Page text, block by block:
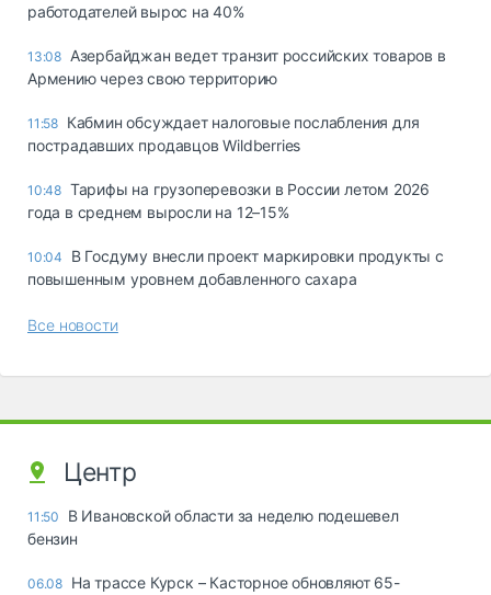
работодателей вырос на 40%
13:08 Азербайджан ведет транзит российских товаров в
Армению через свою территорию
11:58 Кабмин обсуждает налоговые послабления для
пострадавших продавцов Wildberries
10:48 Тарифы на грузоперевозки в России летом 2026
года в среднем выросли на 12–15%
10:04
В Госдуму внесли проект маркировки продукты с
повышенным уровнем добавленного сахара
Все новости
Центр
11:50
В Ивановской области за неделю подешевел
бензин
06.08 На трассе Курск – Касторное обновляют 65-